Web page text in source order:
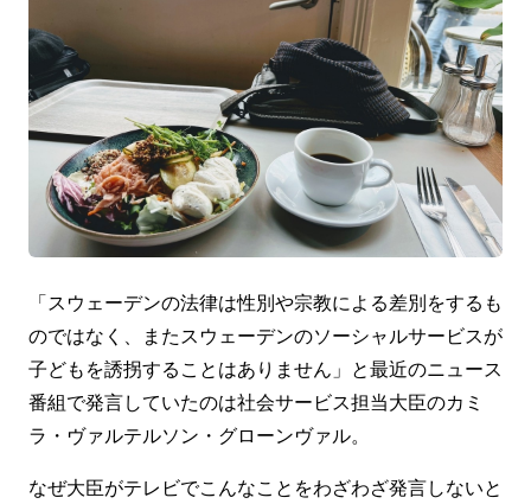
「スウェーデンの法律は性別や宗教による差別をするも
のではなく、またスウェーデンのソーシャルサービスが
子どもを誘拐することはありません」と最近のニュース
番組で発言していたのは社会サービス担当大臣のカミ
ラ・ヴァルテルソン・グローンヴァル。
なぜ大臣がテレビでこんなことをわざわざ発言しないと